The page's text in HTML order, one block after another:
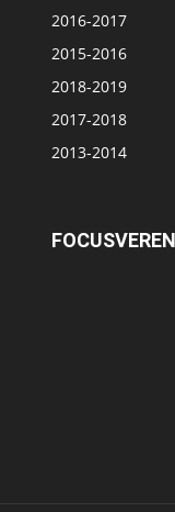
2016-2017
2015-2016
2018-2019
2017-2018
2013-2014